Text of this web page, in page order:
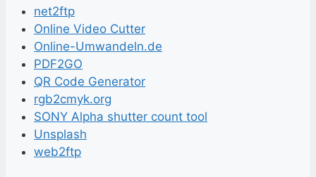
net2ftp
Online Video Cutter
Online-Umwandeln.de
PDF2GO
QR Code Generator
rgb2cmyk.org
SONY Alpha shutter count tool
Unsplash
web2ftp